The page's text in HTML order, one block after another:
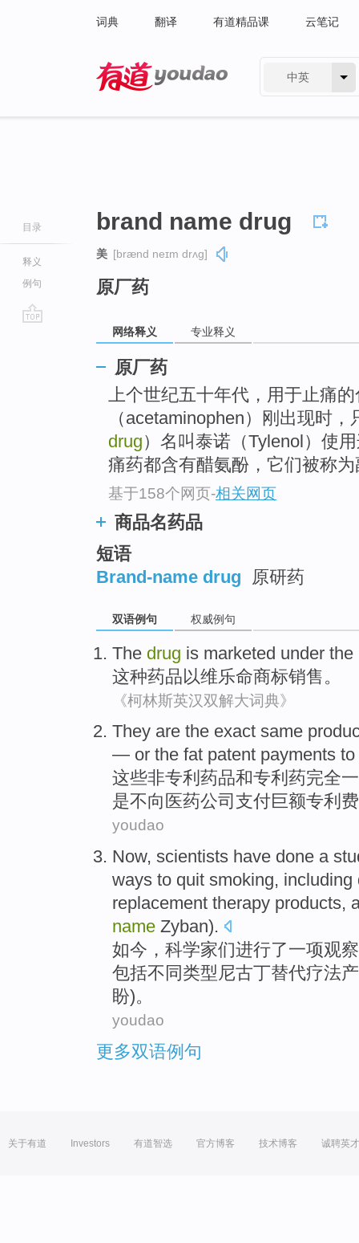
词典 翻译 有道精品课 云笔记
中英
目录
释义
例句
brand name drug
美 [brænd neɪm drʌɡ]
原厂药
网络释义 专业释义
原厂药
上个世纪五十年代，用于止痛
（acetaminophen）刚出现时，
drug）名叫泰诺（Tylenol）使
痛药都含有醋氨酚，它们被称
基于158个网页-相关网页
商品名药品
短语
Brand-name drug
原研药
双语例句 权威例句
The drug is marketed under the
这种药品以维乐命商标销售。
《柯林斯英汉双解大词典》
They are the exact same
— or the fat patent payments to
这些非专利 药品和专利药完全
是不向 医药公司支付巨额专利
youdao
Now, scientists have done a
ways to quit smoking, including
replacement therapy products,
name Zyban).
如今 ， 科学家们进行了一项观察
包括不同 类型尼古丁替代疗法
盼)。
youdao
更多双语例句
关于有道 Investors 有道智选 官方博客 技术博客 诚聘英才